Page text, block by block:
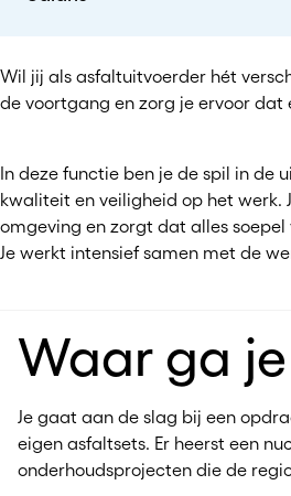
Wil jij als asfaltuitvoerder hét
de voortgang en zorg je ervoor
In deze functie ben je de spil in
kwaliteit en veiligheid op het werk.
omgeving en zorgt dat alles soepel
Je werkt intensief samen met de
Waar ga
Je gaat aan de slag bij een
eigen asfaltsets. Er heerst een
onderhoudsprojecten die de